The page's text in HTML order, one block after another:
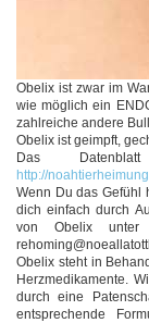
Obelix ist zwar im
wie möglich ein
zahlreiche andere
Obelix ist geimpft,
Das
http://
Wenn Du das Gefühl
dich einfach durch
von Obelix
Obelix steht in
Herzmedikamente.
durch eine
entsprechende